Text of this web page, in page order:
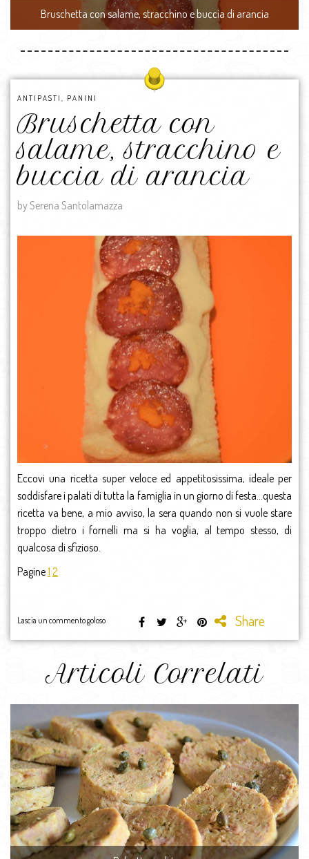
Bruschetta con salame, stracchino e buccia di arancia
ANTIPASTI , PANINI
Bruschetta con
salame, stracchino e
buccia di arancia
by Serena Santolamazza
Eccovi una ricetta super veloce ed appetitosissima, ideale per
soddisfare i palati di tutta la famiglia in un giorno di festa…questa
ricetta va bene, a mio avviso, la sera quando non si vuole stare
troppo dietro i fornelli ma si ha voglia, al tempo stesso, di
qualcosa di sfizioso.
Pagine1 2
Lascia un commento goloso Share
Articoli Correlati